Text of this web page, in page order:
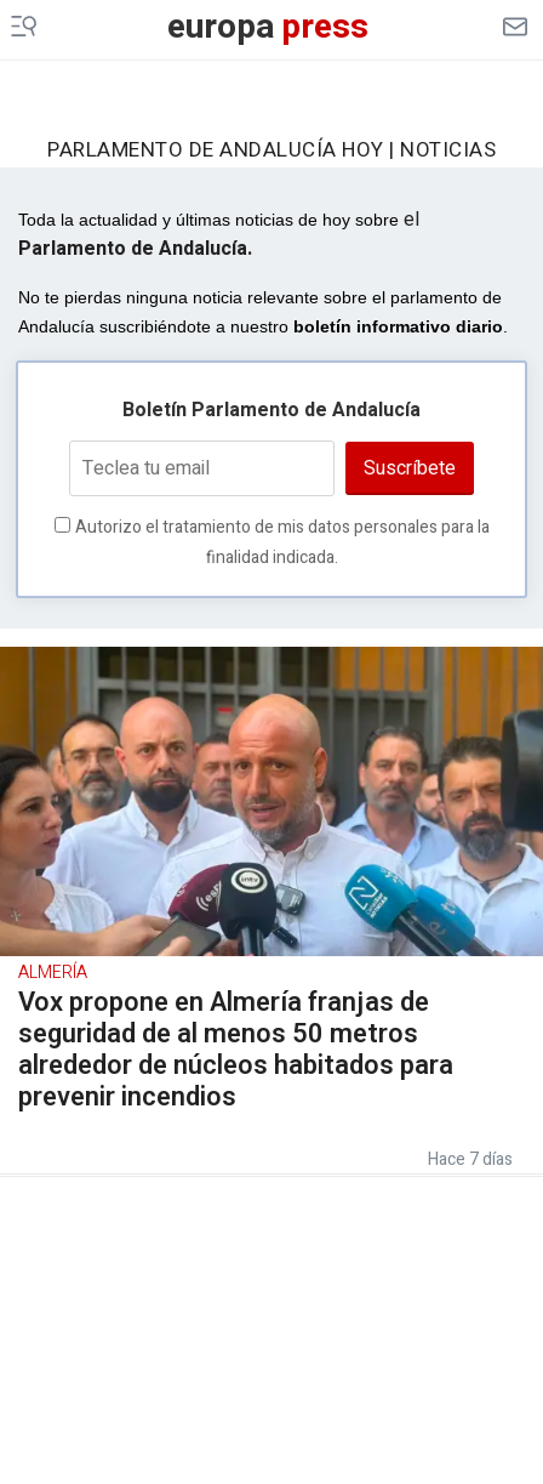
europapress
PARLAMENTO DE ANDALUCÍA HOY | NOTICIAS
Toda la actualidad y últimas noticias de hoy sobre el
Parlamento de Andalucía.
No te pierdas ninguna noticia relevante sobre el parlamento de
Andalucía suscribiéndote a nuestro boletín informativo diario
Boletín Parlamento de Andalucía
Suscríbete
Autorizo el tratamiento de mis datos personales para la
finalidad indicada.
ALMERÍA
Vox propone en Almería franjas de
seguridad de al menos 50 metros
alrededor de núcleos habitados para
prevenir incendios
Hace 7 días